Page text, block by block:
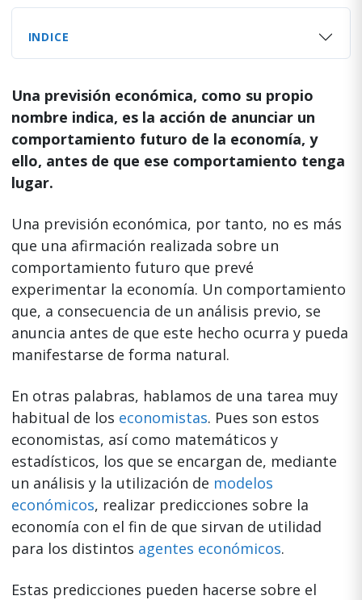
INDICE
Una previsión económica, como su propio
nombre indica, es la acción de anunciar un
comportamiento futuro de la economía, y
ello, antes de que ese comportamiento tenga
lugar.
Una previsión económica, por tanto, no es más
que una afirmación realizada sobre un
comportamiento futuro que prevé
experimentar la economía. Un comportamiento
que, a consecuencia de un análisis previo, se
anuncia antes de que este hecho ocurra y pueda
manifestarse de forma natural.
En otras palabras, hablamos de una tarea muy
habitual de los economistas. Pues son estos
economistas, así como matemáticos y
estadísticos, los que se encargan de, mediante
un análisis y la utilización de modelos
económicos, realizar predicciones sobre la
economía con el fin de que sirvan de utilidad
para los distintos agentes económicos.
Estas predicciones pueden hacerse sobre el